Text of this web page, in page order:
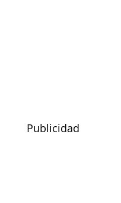
Publicidad